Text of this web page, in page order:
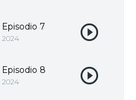
Episodio 7
2024
Episodio 8
2024